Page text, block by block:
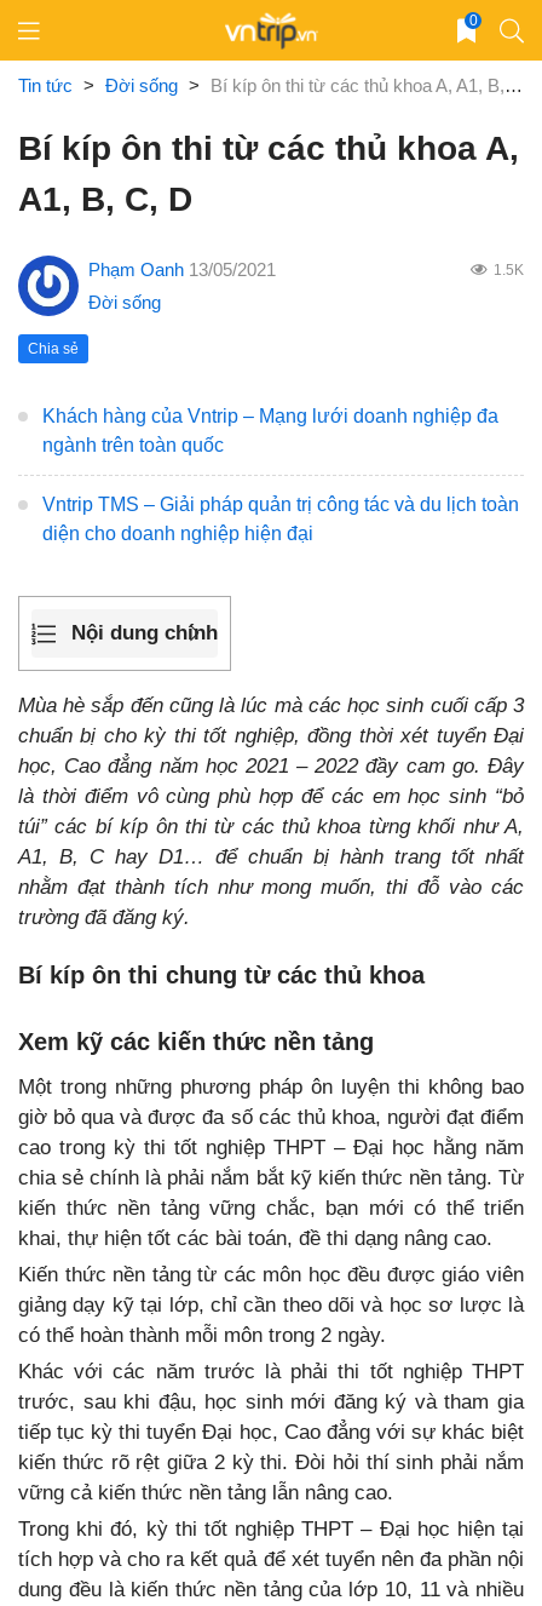
content
0
Tin tức > Đời sống > Bí kíp ôn thi từ các thủ khoa A, A1, B, C, D
Bí kíp ôn thi từ các thủ khoa A,
A1, B, C, D
Phạm Oanh 13/05/2021 1.5K
Đời sống
Chia sẻ
Khách hàng của Vntrip – Mạng lưới doanh nghiệp đa
ngành trên toàn quốc
Vntrip TMS – Giải pháp quản trị công tác và du lịch toàn
diện cho doanh nghiệp hiện đại
Nội dung chính
Mùa hè sắp đến cũng là lúc mà các học sinh cuối cấp 3
chuẩn bị cho kỳ thi tốt nghiệp, đồng thời xét tuyển Đại
học, Cao đẳng năm học 2021 – 2022 đầy cam go. Đây
là thời điểm vô cùng phù hợp để các em học sinh “bỏ
túi” các bí kíp ôn thi từ các thủ khoa từng khối như A,
A1, B, C hay D1… để chuẩn bị hành trang tốt nhất
nhằm đạt thành tích như mong muốn, thi đỗ vào các
trường đã đăng ký.
Bí kíp ôn thi chung từ các thủ khoa
Xem kỹ các kiến thức nền tảng
Một trong những phương pháp ôn luyện thi không bao
giờ bỏ qua và được đa số các thủ khoa, người đạt điểm
cao trong kỳ thi tốt nghiệp THPT – Đại học hằng năm
chia sẻ chính là phải nắm bắt kỹ kiến thức nền tảng. Từ
kiến thức nền tảng vững chắc, bạn mới có thể triển
khai, thự hiện tốt các bài toán, đề thi dạng nâng cao.
Kiến thức nền tảng từ các môn học đều được giáo viên
giảng dạy kỹ tại lớp, chỉ cần theo dõi và học sơ lược là
có thể hoàn thành mỗi môn trong 2 ngày.
Khác với các năm trước là phải thi tốt nghiệp THPT
trước, sau khi đậu, học sinh mới đăng ký và tham gia
tiếp tục kỳ thi tuyển Đại học, Cao đẳng với sự khác biệt
kiến thức rõ rệt giữa 2 kỳ thi. Đòi hỏi thí sinh phải nắm
vững cả kiến thức nền tảng lẫn nâng cao.
Trong khi đó, kỳ thi tốt nghiệp THPT – Đại học hiện tại
tích hợp và cho ra kết quả để xét tuyển nên đa phần nội
dung đều là kiến thức nền tảng của lớp 10, 11 và nhiều